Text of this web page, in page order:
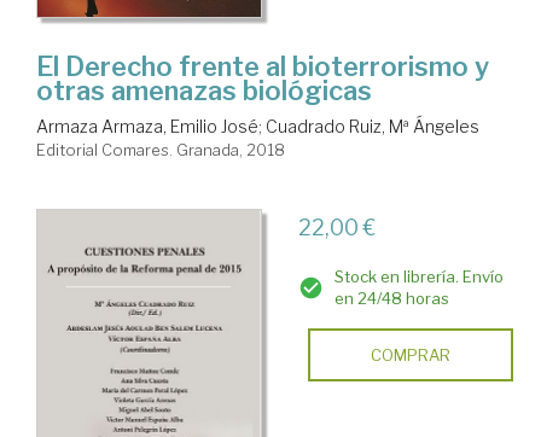
El Derecho frente al bioterrorismo y
otras amenazas biológicas
Armaza Armaza, Emilio José; Cuadrado Ruiz, Mª Ángeles
Editorial Comares. Granada, 2018
22,00 €
Stock en librería. Envío
en 24/48 horas
COMPRAR